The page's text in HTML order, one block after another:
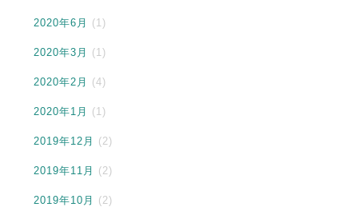
2020年6月 (1)
2020年3月 (1)
2020年2月 (4)
2020年1月 (1)
2019年12月 (2)
2019年11月 (2)
2019年10月 (2)